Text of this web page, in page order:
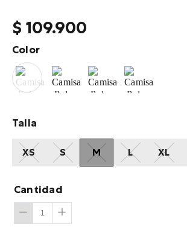
$ 109.900
Talla
XS S M L XL
Color
Cantidad